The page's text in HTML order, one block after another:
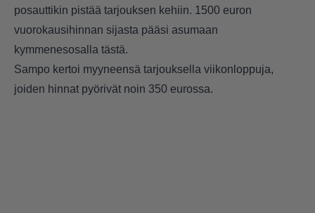
posauttikin pistää tarjouksen kehiin. 1500 euron
vuorokausihinnan sijasta pääsi asumaan
kymmenesosalla tästä.
Sampo kertoi myyneensä tarjouksella viikonloppuja,
joiden hinnat pyörivät noin 350 eurossa.